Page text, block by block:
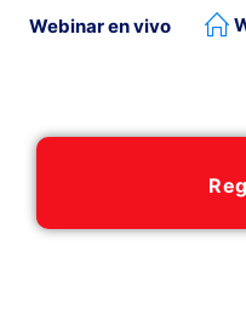
Webinar en vivo